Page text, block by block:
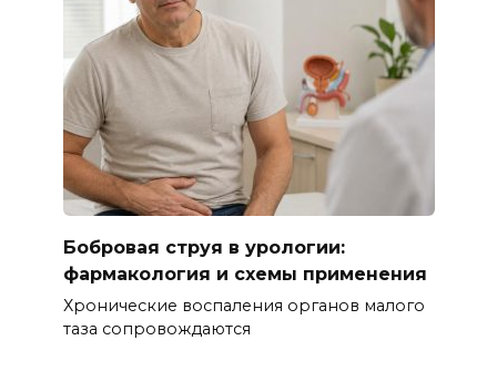
Бобровая струя в урологии:
фармакология и схемы применения
Хронические воспаления органов малого
таза сопровождаются